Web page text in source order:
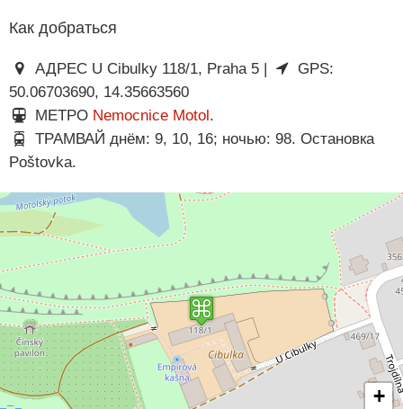
Как добраться
АДРЕС U Cibulky 118/1, Praha 5 |
GPS:
50.06703690, 14.35663560
МЕТРО Nemocnice Motol .
ТРАМВАЙ днём: 9, 10, 16; ночью: 98. Остановка
Poštovka.
+